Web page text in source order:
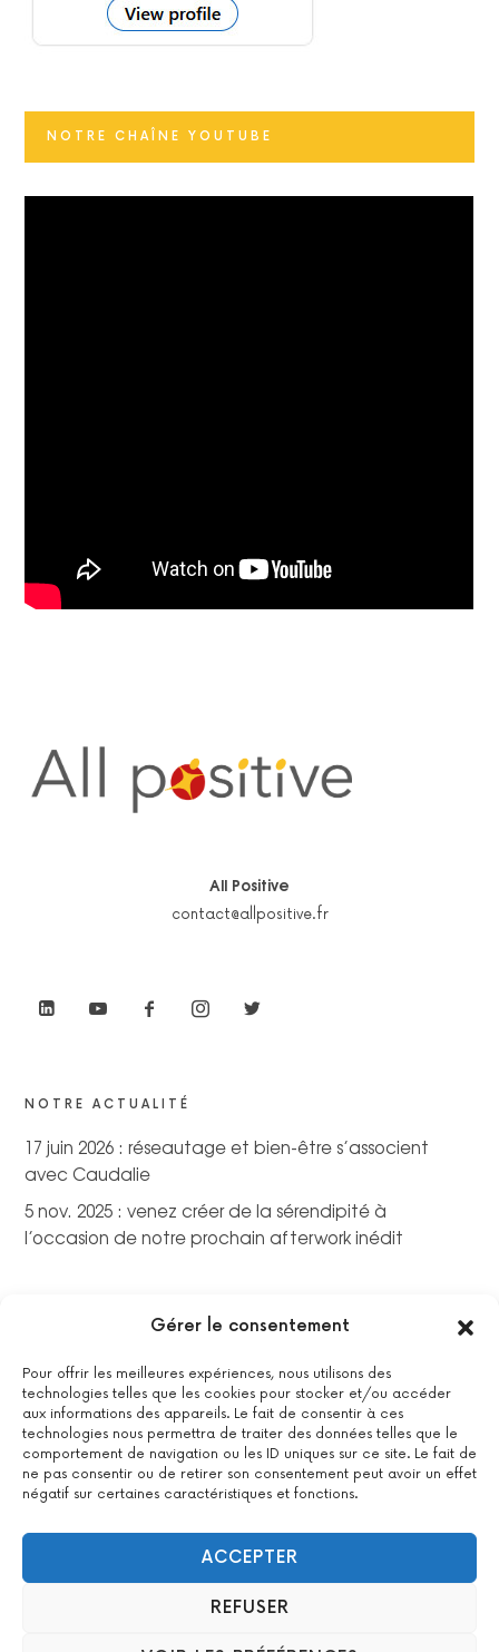
Gérer le consentement
Pour offrir les meilleures expériences, nous utilisons des
technologies telles que les cookies pour stocker et/ou accéder
aux informations des appareils. Le fait de consentir à ces
technologies nous permettra de traiter des données telles que le
comportement de navigation ou les ID uniques sur ce site. Le fait de
ne pas consentir ou de retirer son consentement peut avoir un effet
négatif sur certaines caractéristiques et fonctions.
ACCEPTER
REFUSER
NOTRE CHAÎNE YOUTUBE
All Positive
contact@allpositive.fr
NOTRE ACTUALITÉ
17 juin 2026 : réseautage et bien-être s’associent
avec Caudalie
5 nov. 2025 : venez créer de la sérendipité à
l’occasion de notre prochain afterwork inédit
La certification qualité a été délivrée au titre de la catégorie
suivante : actions de formations.Voir le certificat
2022 All Positive – Tous droits réservés –Contact